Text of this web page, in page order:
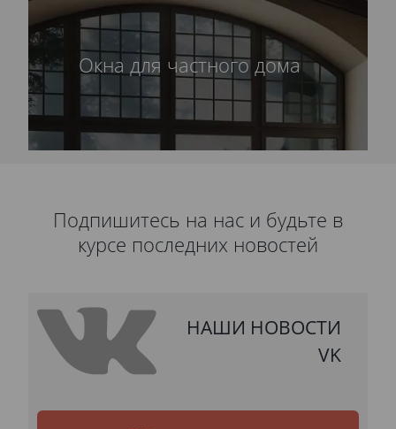
Окна для частного дома
Подпишитесь на нас и будьте в
курсе последних новостей
НАШИ НОВОСТИ
VK